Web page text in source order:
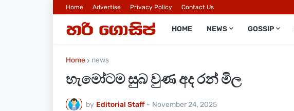
Home Advertise Privacy Policy Contact Us
HOME NEWS GOSSIP
Home news
හැමෝටම සුබ වුණ අද රන් මිල
by Editorial Staff - November 24, 2025